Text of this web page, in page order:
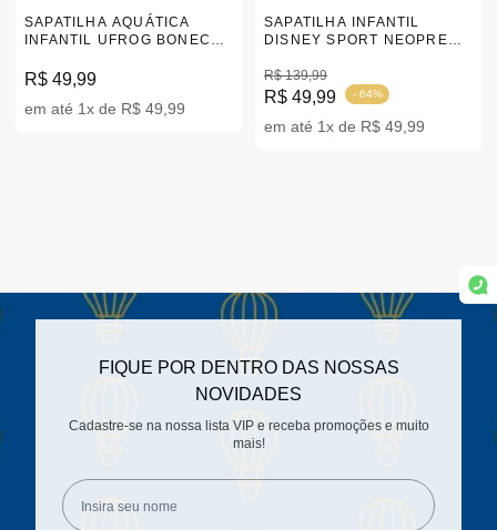
SAPATILHA AQUÁTICA
INFANTIL UFROG BONECA
R$ 49,99
em até 1x de R$ 49,99
SAPATILHA INFANTIL
DISNEY SPORT NEOPRENE
19-32
R$ 139,99
R$ 49,99 - 64%
em até 1x de R$ 49,99
FIQUE POR DENTRO DAS NOSSAS
NOVIDADES
Cadastre-se na nossa lista VIP e receba promoções e muito
mais!